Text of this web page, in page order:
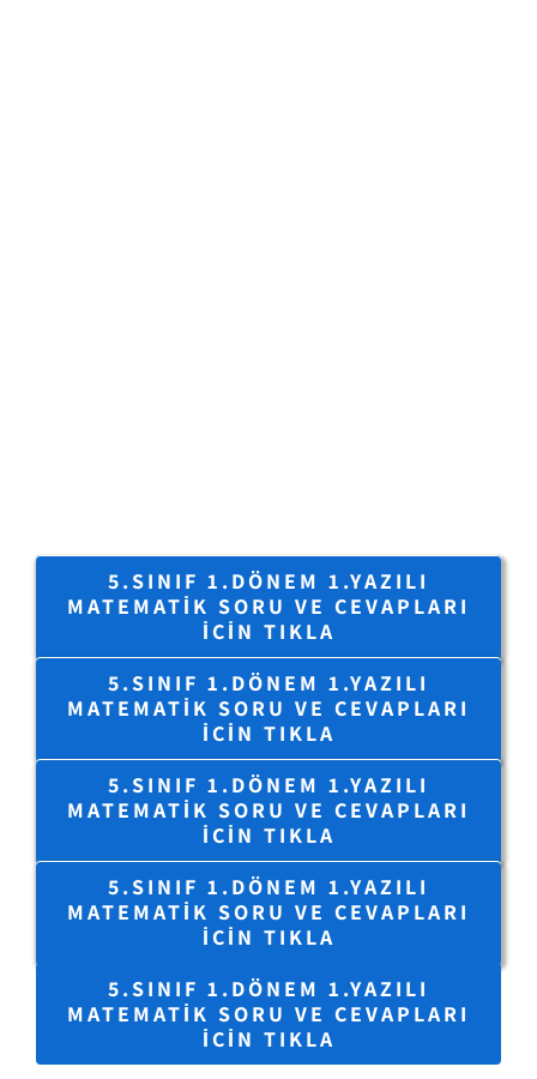
5.SINIF 1.DÖNEM 1.YAZILI
MATEMATIK SORU VE CEVAPLARI
IÇIN TIKLA
5.SINIF 1.DÖNEM 1.YAZILI
MATEMATIK SORU VE CEVAPLARI
IÇIN TIKLA
5.SINIF 1.DÖNEM 1.YAZILI
MATEMATIK SORU VE CEVAPLARI
IÇIN TIKLA
5.SINIF 1.DÖNEM 1.YAZILI
MATEMATIK SORU VE CEVAPLARI
IÇIN TIKLA
5.SINIF 1.DÖNEM 1.YAZILI
MATEMATIK SORU VE CEVAPLARI
IÇIN TIKLA